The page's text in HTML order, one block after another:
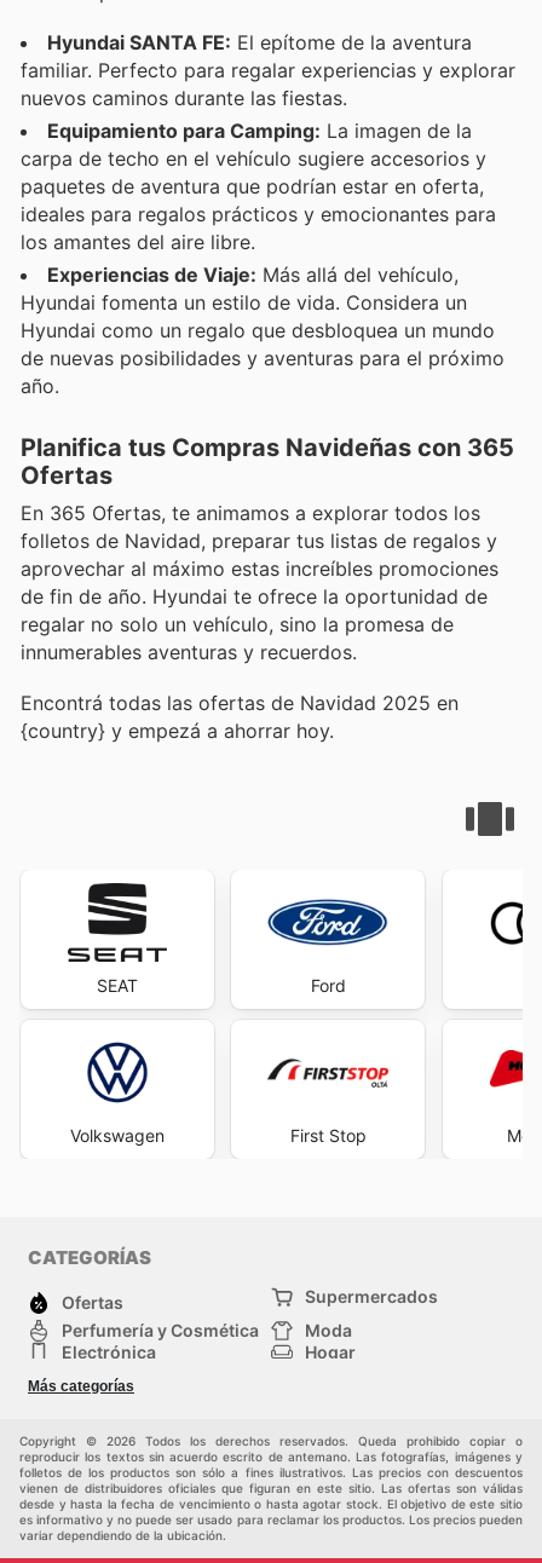
Hyundai SANTA FE: El epítome de la aventura
familiar. Perfecto para regalar experiencias y explorar
nuevos caminos durante las fiestas.
Equipamiento para Camping: La imagen de la
carpa de techo en el vehículo sugiere accesorios y
paquetes de aventura que podrían estar en oferta,
ideales para regalos prácticos y emocionantes para
los amantes del aire libre.
Experiencias de Viaje: Más allá del vehículo,
Hyundai fomenta un estilo de vida. Considera un
Hyundai como un regalo que desbloquea un mundo
de nuevas posibilidades y aventuras para el próximo
año.
Planifica tus Compras Navideñas con 365
Ofertas
En 365 Ofertas, te animamos a explorar todos los
folletos de Navidad, preparar tus listas de regalos y
aprovechar al máximo estas increíbles promociones
de fin de año. Hyundai te ofrece la oportunidad de
regalar no solo un vehículo, sino la promesa de
innumerables aventuras y recuerdos.
Encontrá todas las ofertas de Navidad 2025 en
{country} y empezá a ahorrar hoy.
SEAT
Volkswagen
Ford
First Stop
CATEGORÍAS
Ofertas
Supermercados
Perfumería y Cosmética
Moda
Electrónica
Hogar
Deporte
Juguetes y bebés
Más categorías
Copyright © 2026 Todos los derechos reservados. Queda prohibido copiar o
reproducir los textos sin acuerdo escrito de antemano. Las fotografías, imágenes y
folletos de los productos son sólo a fines ilustrativos. Las precios con descuentos
vienen de distribuidores oficiales que figuran en este sitio. Las ofertas son válidas
desde y hasta la fecha de vencimiento o hasta agotar stock. El objetivo de este sitio
es informativo y no puede ser usado para reclamar los productos. Los precios pueden
variar dependiendo de la ubicación.